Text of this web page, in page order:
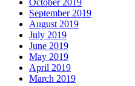
October 2019
September 2019
August 2019
July 2019
June 2019
May 2019
April 2019
March 2019